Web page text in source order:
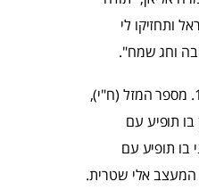
ותחזיקו לי
וחג שמח".
מספרה של אליאן בתחרות הוא 18. מספר המזל (ח"י),
תופיע עם
תופיע עם
אלי שטרית.